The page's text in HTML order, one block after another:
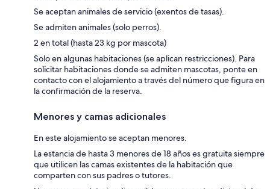
Se aceptan animales de servicio (exentos de tasas).
Se admiten animales (solo perros).
2 en total (hasta 23 kg por mascota)
Solo en algunas habitaciones (se aplican restricciones). Para
solicitar habitaciones donde se admiten mascotas, ponte en
contacto con el alojamiento a través del número que figura en
la confirmación de la reserva.
Menores y camas adicionales
En este alojamiento se aceptan menores.
La estancia de hasta 3 menores de 18 años es gratuita siempre
que utilicen las camas existentes de la habitación que
comparten con sus padres o tutores.